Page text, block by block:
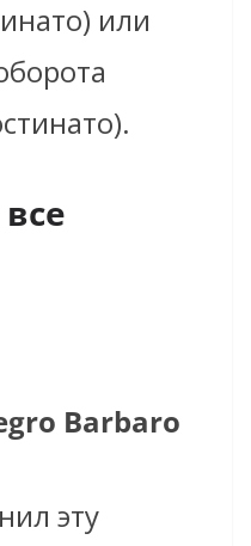
или
Barbaro
эту